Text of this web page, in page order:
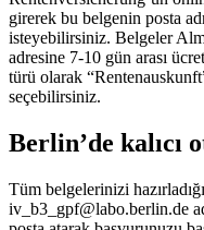
girerek bu belgenin posta
isteyebilirsiniz. Belgeler
adresine 7-10 gün arası
türü olarak
seçebilirsiniz.
Berlin’de kalıcı
Tüm belgelerinizi
iv_b3_gpf@labo.berlin.de